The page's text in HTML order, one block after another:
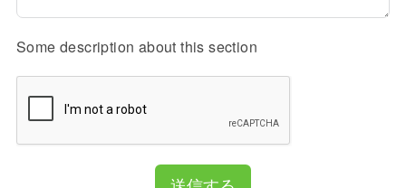
Some description about this section